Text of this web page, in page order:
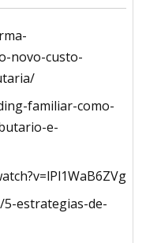
novo-custo-
familiar-como-
e-
estrategias-de-